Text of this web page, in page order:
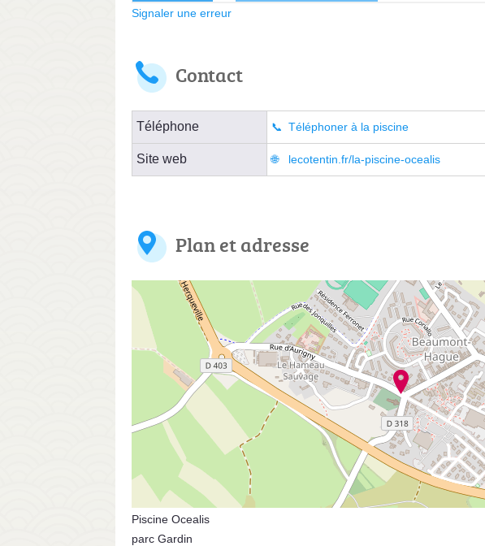
Signaler une erreur
Contact
Téléphone Téléphoner à la piscine
Site web lecotentin.fr/la-piscine-ocealis
Plan et adresse
Piscine Ocealis
parc Gardin